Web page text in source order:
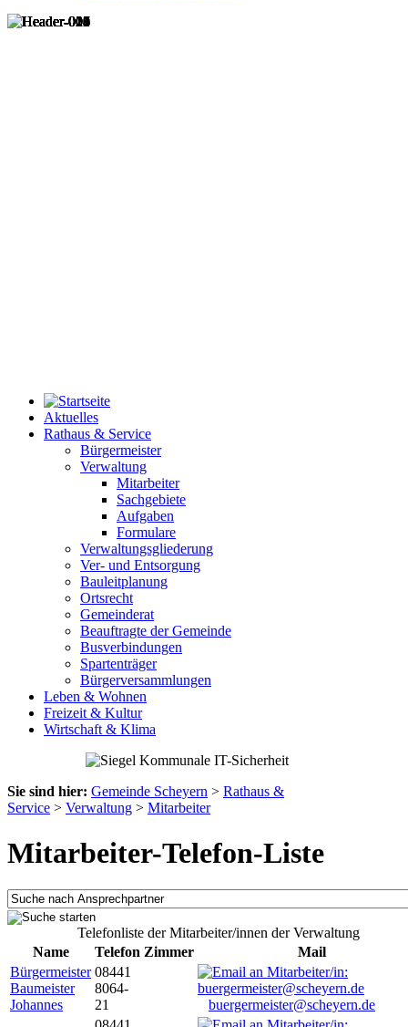
Aktuelles
Rathaus & Service
Bürgermeister
Verwaltung
Mitarbeiter
Sachgebiete
Aufgaben
Formulare
Verwaltungsgliederung
Ver- und Entsorgung
Bauleitplanung
Ortsrecht
Gemeinderat
Beauftragte der Gemeinde
Busverbindungen
Spartenträger
Bürgerversammlungen
Leben & Wohnen
Freizeit & Kultur
Wirtschaft & Klima
Sie sind hier: Gemeinde Scheyern > Rathaus &
Service > Verwaltung > Mitarbeiter
Mitarbeiter-Telefon-Liste
Telefonliste der Mitarbeiter/innen der Verwaltung
Name
Telefon Zimmer
Mail
Bürgermeister
Baumeister
Johannes
08441
8064-
21
buergermeister@scheyern.de